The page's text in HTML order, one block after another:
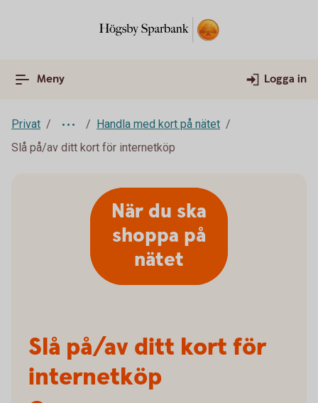
Meny Logga in
Privat
Handla med kort på nätet
Slå på/av ditt kort för internetköp
Slå på/av ditt kort för
internetköp
När du ska
shoppa på
nätet